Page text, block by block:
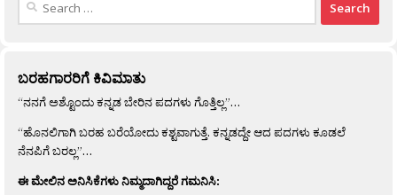
ಬರಹಗಾರರಿಗೆ ಕಿವಿಮಾತು
“ನನಗೆ ಅಶ್ಟೊಂದು ಕನ್ನಡ ಬೇರಿನ ಪದಗಳು ಗೊತ್ತಿಲ್ಲ”…
“ಹೊನಲಿಗಾಗಿ ಬರಹ ಬರೆಯೋದು ಕಶ್ಟವಾಗುತ್ತೆ. ಕನ್ನಡದ್ದೇ ಆದ ಪದಗಳು ಕೂಡಲೆ
ನೆನಪಿಗೆ ಬರಲ್ಲ”…
ಈ ಮೇಲಿನ ಅನಿಸಿಕೆಗಳು ನಿಮ್ಮದಾಗಿದ್ದರೆ ಗಮನಿಸಿ: